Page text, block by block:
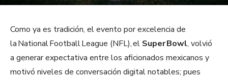
Como ya es tradición, el evento por excelencia de
la National Football League (NFL), el Super Bowl, volvió
a generar expectativa entre los aficionados mexicanos y
motivó niveles de conversación digital notables; pues